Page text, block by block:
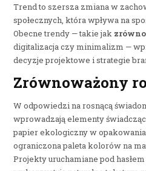
Trend to szersza zmiana w
społecznych, która wpływa na
Obecne trendy — takie jak
digitalizacja czy minimalizm —
decyzje projektowe i strategie
Zrównoważony
W odpowiedzi na rosnącą
wprowadzają elementy
papier ekologiczny w
ograniczona paleta kolorów na
Projekty uruchamiane pod